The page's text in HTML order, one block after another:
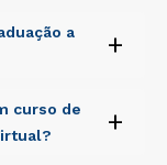
a
+
error sit
illo inventore
curso de
+